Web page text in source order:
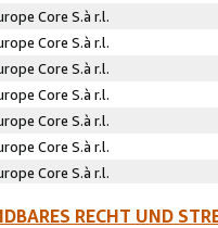
Core S.à r.l.
Core S.à r.l.
Core S.à r.l.
Core S.à r.l.
Core S.à r.l.
Core S.à r.l.
Core S.à r.l.
RECHT UND